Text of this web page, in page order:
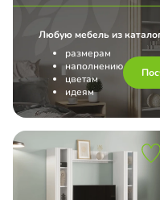
Любую мебель из
размерам
наполнению
цветам
идеям